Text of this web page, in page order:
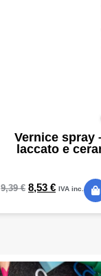
Vernice spray
laccato e
9,39€ 8,53 € IVA inc.